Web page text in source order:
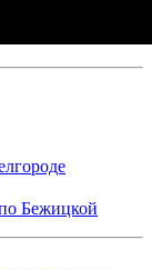
Бежицкой